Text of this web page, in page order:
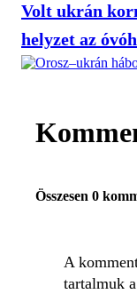
Volt ukrán
helyzet az
Összesen 0
A
tartalmuk